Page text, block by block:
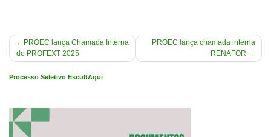
Navegação
de
Post
PROEC lança Chamada Interna
do PROFEXT 2025
PROEC lança chamada interna
RENAFOR
Processo Seletivo EscultAqui